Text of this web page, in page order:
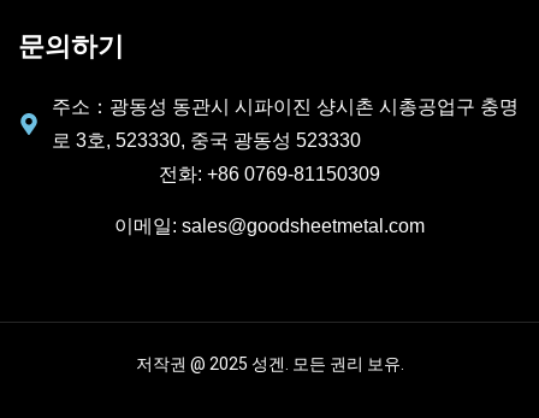
문의하기
주소：광동성 동관시 시파이진 샹시촌 시총공업구 충명
로 3호, 523330, 중국 광동성 523330
전화: +86 0769-81150309
이메일: sales@goodsheetmetal.com
저작권 @ 2025 성겐. 모든 권리 보유.